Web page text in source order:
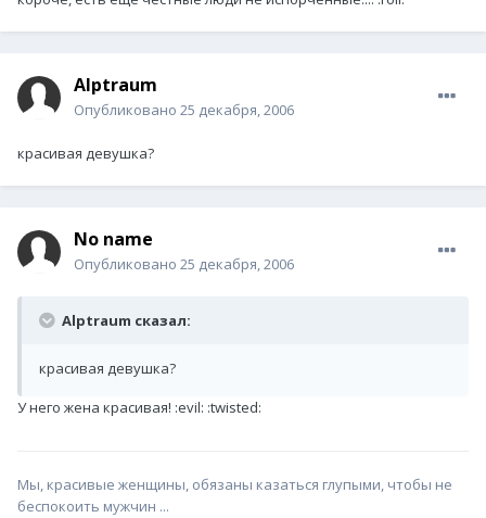
Alptraum
Опубликовано 25 декабря, 2006
красивая девушка?
No name
Опубликовано 25 декабря, 2006
Alptraum сказал:
красивая девушка?
У него жена красивая! :evil: :twisted:
Мы, красивые женщины, обязаны казаться глупыми, чтобы не
беспокоить мужчин ...